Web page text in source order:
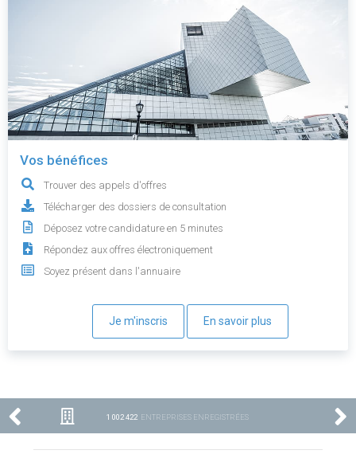
Vos bénéfices
Trouver des appels d'offres
Télécharger des dossiers de consultation
Déposez votre candidature en 5 minutes
Répondez aux offres électroniquement
Soyez présent dans l'annuaire
Je m'inscris En savoir plus
1 002 422 ENTREPRISES ENREGISTRÉES